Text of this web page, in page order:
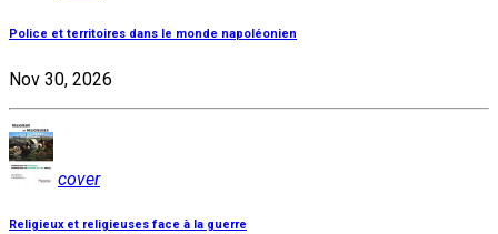
Police et territoires dans le monde napoléonien
Nov 30, 2026
cover
Religieux et religieuses face à la guerre